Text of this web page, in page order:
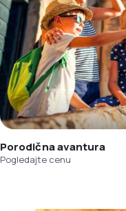
Porodična avantura
Pogledajte cenu